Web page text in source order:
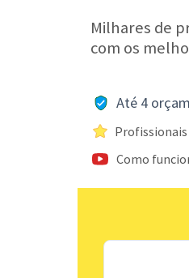
Milhares de
com os
Até 4
Como